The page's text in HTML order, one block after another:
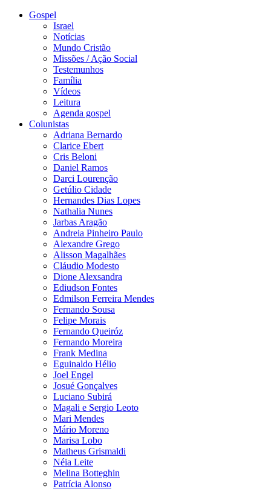
Gospel
Israel
Notícias
Mundo Cristão
Missões / Ação Social
Testemunhos
Família
Vídeos
Leitura
Agenda gospel
Colunistas
Adriana Bernardo
Clarice Ebert
Cris Beloni
Daniel Ramos
Darci Lourenção
Getúlio Cidade
Hernandes Dias Lopes
Nathalia Nunes
Jarbas Aragão
Andreia Pinheiro Paulo
Alexandre Grego
Alisson Magalhães
Cláudio Modesto
Dione Alexsandra
Ediudson Fontes
Edmilson Ferreira Mendes
Fernando Sousa
Felipe Morais
Fernando Queiróz
Fernando Moreira
Frank Medina
Eguinaldo Hélio
Joel Engel
Josué Gonçalves
Luciano Subirá
Magali e Sergio Leoto
Mari Mendes
Mário Moreno
Marisa Lobo
Matheus Grismaldi
Néia Leite
Melina Botteghin
Patrícia Alonso